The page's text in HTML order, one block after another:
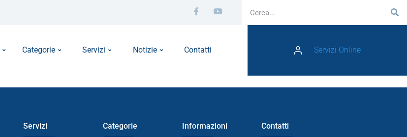
Categorie Servizi Notizie Contatti Servizi Online
Servizi Categorie Informazioni Contatti